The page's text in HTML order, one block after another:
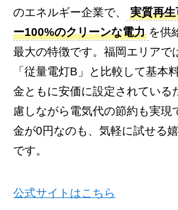
のエネルギー企業で、
実質再
ー100%のクリーンな電力 を供
最大の特徴です。福岡エリアで
「従量電灯B」と比較して基本
金ともに安価に設定されている
慮しながら電気代の節約も実現
金が0円なのも、気軽に試せる
です。
公式サイトはこちら